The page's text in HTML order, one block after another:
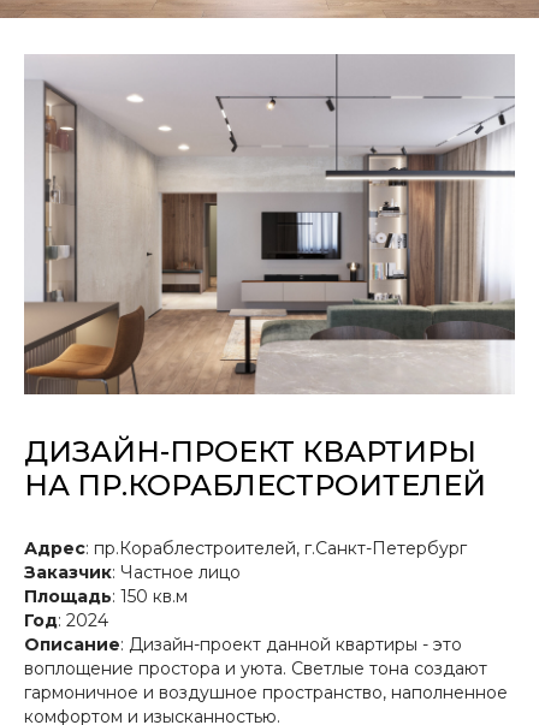
ДИЗАЙН-ПРОЕКТ КВАРТИРЫ
НА ПР.КОРАБЛЕСТРОИТЕЛЕЙ
Адрес: пр.Кораблестроителей, г.Санкт-Петербург
Заказчик: Частное лицо
Площадь: 150 кв.м
Год: 2024
Описание: Дизайн-проект данной квартиры - это
воплощение простора и уюта. Светлые тона создают
гармоничное и воздушное пространство, наполненное
комфортом и изысканностью.